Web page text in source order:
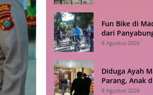
Fun Bike di
dari
Raja Batu
8 Agustus 2026
Diduga Ayah
Parang, Anak
dan Telepon
8 Agustus 2026